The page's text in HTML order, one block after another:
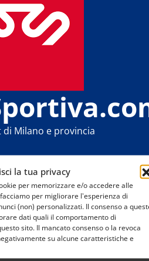
la tua privacy
per memorizzare e/o accedere alle
per migliorare l'esperienza di
(non) personalizzati. Il consenso a
dati quali il comportamento di
sito. Il mancato consenso o la revoca
su alcune caratteristiche e
Milano e provincia
Un Torneo Giovanile per